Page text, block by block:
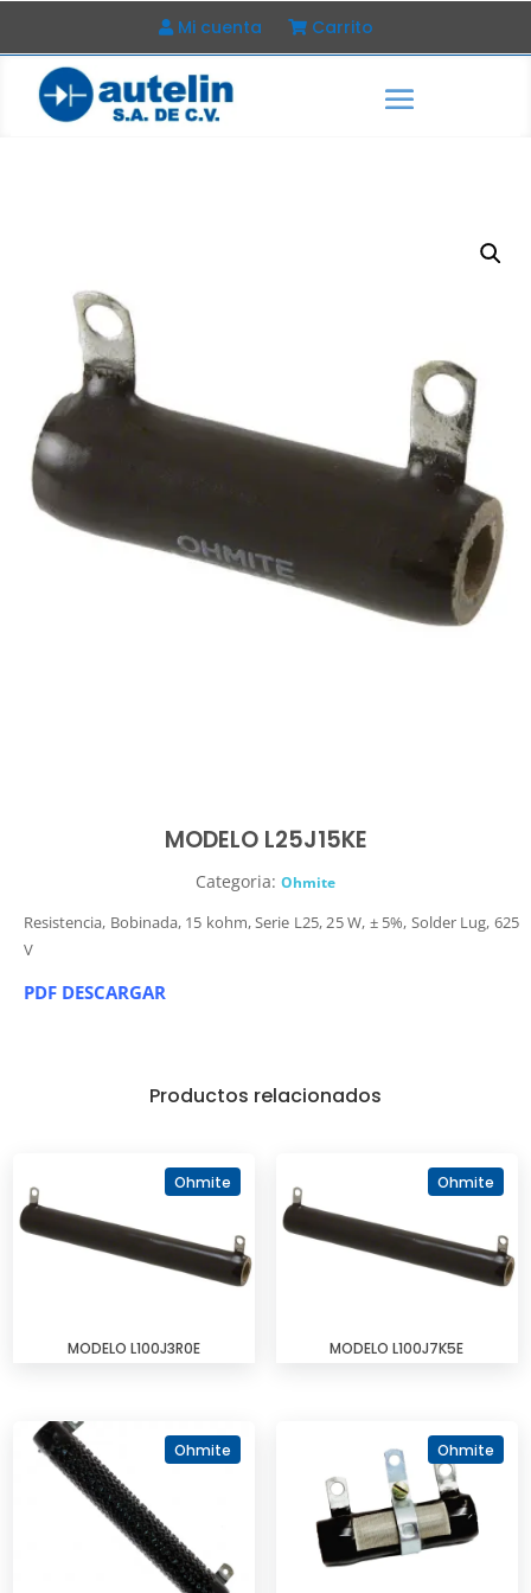
Mi cuenta Carrito
MODELO L25J15KE
Categoria: Ohmite
Resistencia, Bobinada, 15 kohm, Serie L25, 25 W, ± 5%, Solder Lug, 625
V
PDF DESCARGAR
Productos relacionados
Ohmite
MODELO L100J3R0E
Ohmite
MODELO L100J7K5E
Ohmite Ohmite